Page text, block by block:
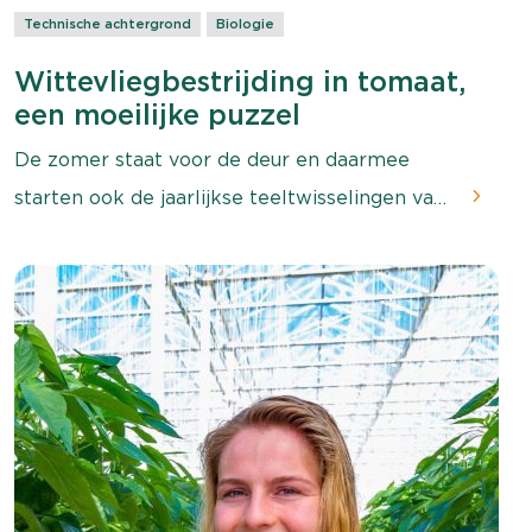
Technische achtergrond Biologie
Wittevliegbestrijding in tomaat,
een moeilijke puzzel
De zomer staat voor de deur en daarmee
starten ook de jaarlijkse teeltwisselingen van
Tussen pakweg week 20 en week 40 zijn er
een hoop bedrijven die zich opnieuw
opmaken voor het belichtingsseizoen van de
komende winter. Maar hoe vlieg je zo'n teelt
nu aan? Deze puzzel lijkt elk jaar moeilijker
te worden, constateert Erik Kamstra,
Productmanager Biologie en Technisch